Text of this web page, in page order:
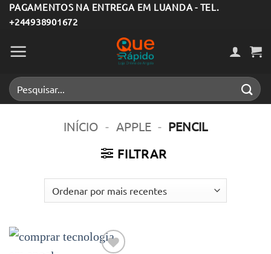
Skip
to
content
PAGAMENTOS NA ENTREGA EM LUANDA - TEL.
+244938901672
Pesquisar
por:
INÍCIO - APPLE - PENCIL
FILTRAR